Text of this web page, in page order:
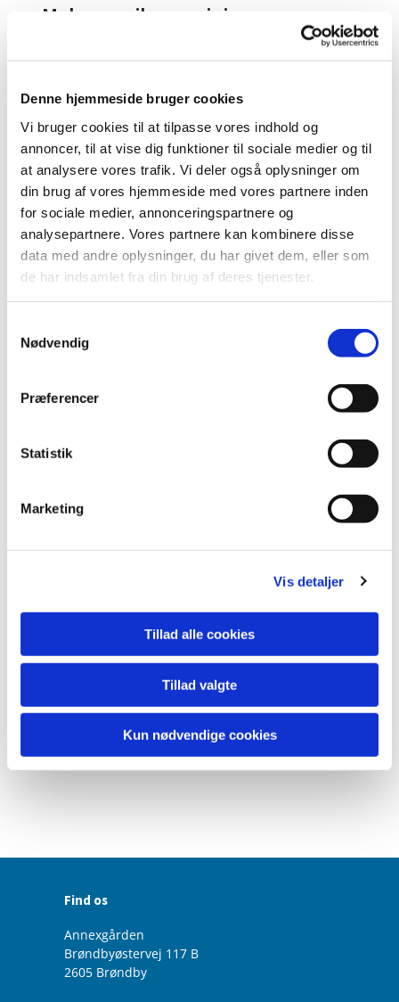
Denne hjemmeside bruger cookies
Vi bruger cookies til at tilpasse vores indhold og
annoncer, til at vise dig funktioner til sociale medier og til
at analysere vores trafik. Vi deler også oplysninger om
din brug af vores hjemmeside med vores partnere inden
for sociale medier, annonceringspartnere og
analysepartnere. Vores partnere kan kombinere disse
data med andre oplysninger, du har givet dem, eller som
de har indsamlet fra din brug af deres tjenester.
Nødvendig
Præferencer
Statistik
Marketing
Vis detaljer
Tillad alle cookies
Tillad valgte
Kun nødvendige cookies
Makro-, mikro-, mini-
kirkens præster, kirke-og kulturmedarbejdere og
organister giver børnene et grundlæggende
kendskab til kirke og kristendom gennem historier,
leg, musik og kreative aktiviteter som drama,
dukketeater og tegning.
Børne og Ungdomskor
Det er sjovt at gå til kor - det er sjovt at synge
Gudstjenester for
Find os
Annexgården
Brøndbyøstervej 117 B
2605 Brøndby